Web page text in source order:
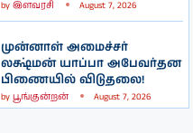
by இளவரசி August 7, 2026
முன்னாள் அமைச்சர்
லக்ஷ்மன் யாப்பா அபேவர்தன
பிணையில் விடுதலை!
by பூங்குன்றன் August 7, 2026